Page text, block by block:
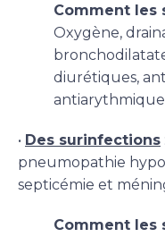
Comment les
Oxygène,
diurétiques,
• Des surinfections
pneumopathie
septicémie et
Comment les